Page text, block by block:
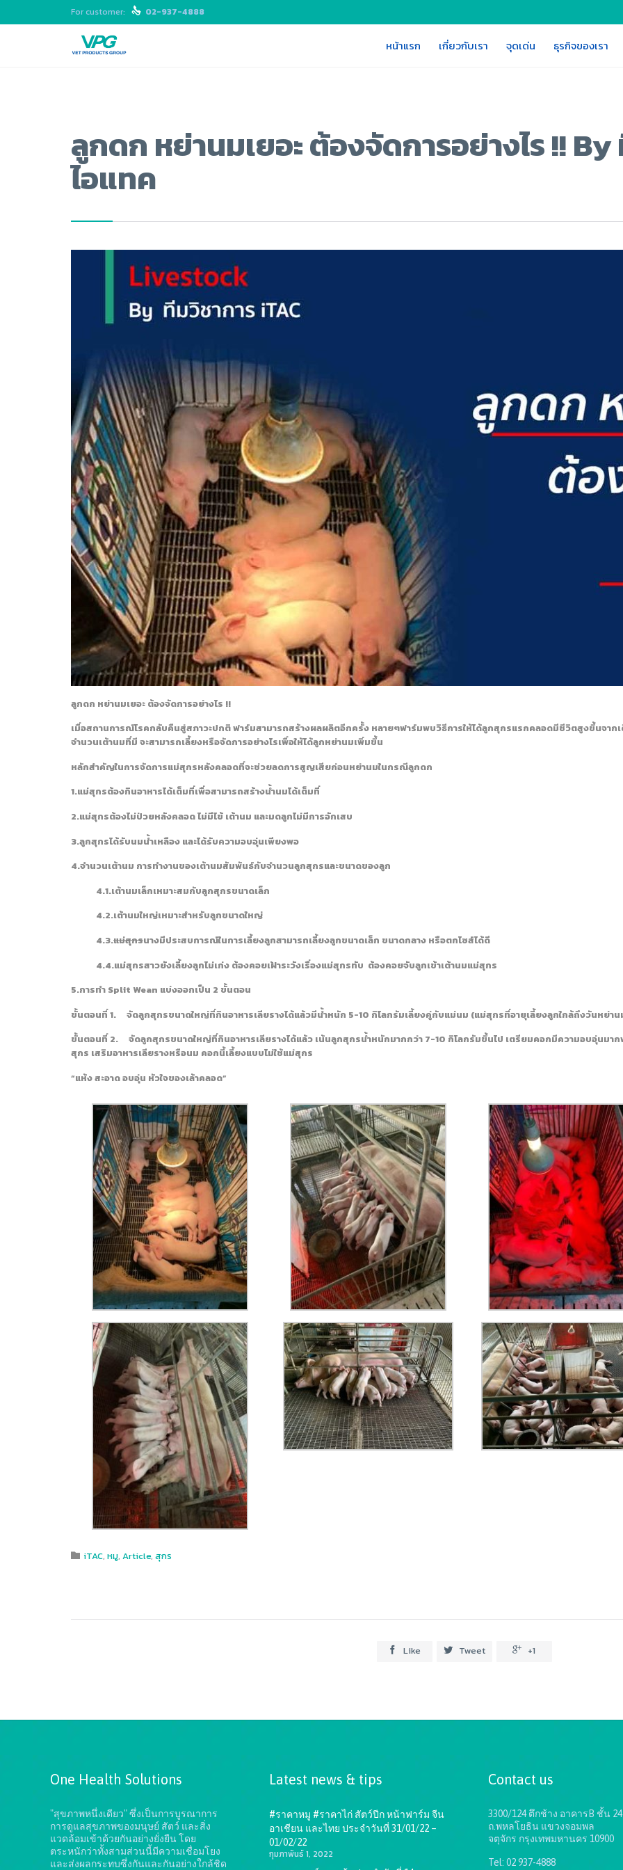
For customer:  02-937-4888
หน้าแรก เกี่ยวกับเรา จุดเด่น ธุรกิจของเรา
ลูกดก หย่านมเยอะ ต้องจัดการอย่างไร !! By
ไอแทค
ลูกดก หย่านมเยอะ ต้องจัดการอย่างไร !!
เมื่อสถานการณ์โรคกลับคืนสู่สภาวะปกติ ฟาร์มสามารถสร้างผลผลิตอีกครั้ง หลายๆฟาร์มพบวิธีการให้ได้ลูกสุกรแรกคลอดมีชีวิตสูงขึ้นจาก
จำนวนเต้านมที่มี จะสามารถเลี้ยงหรือจัดการอย่างไรเพื่อให้ได้ลูกหย่านมเพิ่มขึ้น
หลักสำคัญในการจัดการแม่สุกรหลังคลอดที่จะช่วยลดการสูญเสียก่อนหย่านมในกรณีลูกดก
1.แม่สุกรต้องกินอาหารได้เต็มที่เพื่อสามารถสร้างน้ำนมได้เต็มที่
2.แม่สุกรต้องไม่ป่วยหลังคลอด ไม่มีไข้ เต้านม และมดลูกไม่มีการอักเสบ
3.ลูกสุกรได้รับนมน้ำเหลือง และได้รับความอบอุ่นเพียงพอ
4.จำนวนเต้านม การทำงานของเต้านมสัมพันธ์กับจำนวนลูกสุกรและขนาดของลูก
4.1.เต้านมเล็กเหมาะสมกับลูกสุกรขนาดเล็ก
4.2.เต้านมใหญ่เหมาะสำหรับลูกขนาดใหญ่
4.3.แม่สุกรนางมีประสบการณ์ในการเลี้ยงลูกสามารถเลี้ยงลูกขนาดเล็ก ขนาดกลาง หรือตกไซส์ได้ดี
4.4.แม่สุกรสาวยังเลี้ยงลูกไม่เก่ง ต้องคอยเฝ้าระวังเรื่องแม่สุกรทับ ต้องคอยจับลูกเข้าเต้านมแม่สุกร
5.การทำ Split Wean แบ่งออกเป็น 2 ขั้นตอน
ขั้นตอนที่1. จัดลูกสุกรขนาดใหญ่ที่กินอาหารเลียรางได้แล้วมีน้ำหนัก 5-10 กิโลกรัมเลี้ยงคู่กับแม่นม (แม่สุกรที่อายุเลี้ยงลูกใกล้ถึงวันหย่า
ขั้นตอนที่ 2. จัดลูกสุกรขนาดใหญ่ที่กินอาหารเลียรางได้แล้ว เน้นลูกสุกรน้ำหนักมากกว่า 7-10 กิโลกรัมขึ้นไป เตรียมคอกมีความอบอุ่นมา
สุกร เสริมอาหารเลียรางหรือนม คอกนี้เลี้ยงแบบไม่ใช้แม่สุกร
“แห้ง สะอาด อบอุ่น หัวใจของเล้าคลอด”
 Category
iTAC, หมู, Article, สุกร
 Like  Tweet  +1
One Health Solutions
"สุขภาพหนึ่งเดียว" ซึ่งเป็นการบูรณาการ
การดูแลสุขภาพของมนุษย์ สัตว์ และสิ่ง
แวดล้อมเข้าด้วยกันอย่างยั่งยืนโดย
ตระหนักว่าทั้งสามส่วนนี้มีความเชื่อมโยง
และส่งผลกระทบซึ่งกันและกันอย่างใกล้ชิด
Latest news & tips
#ราคาหมู #ราคาไก่ สัตว์ปีก หน้าฟาร์ม จีน
อาเชียน และไทย ประจำวันที่ 31/01/22 –
01/02/22
กุมภาพันธ์ 1, 2022
Contact us
3300/124 ตึกช้าง อาคารB ชั้น 24
ถ.พหลโยธิน แขวงจอมพล
จตุจักร กรุงเทพมหานคร 10900
Tel: 02 937-4888